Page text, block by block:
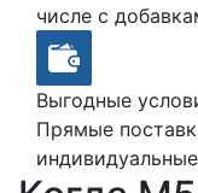
числе с
Выгодные
Прямые